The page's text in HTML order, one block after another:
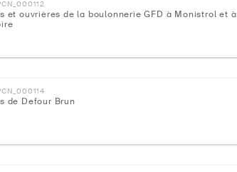
et ouvrières de la boulonnerie GFD à Monistrol et à
de Defour Brun